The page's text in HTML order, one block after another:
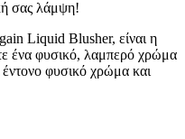
σας λάμψη!
Liquid Blusher, είναι η
ένα φυσικό, λαμπερό χρώμα
φυσικό χρώμα και